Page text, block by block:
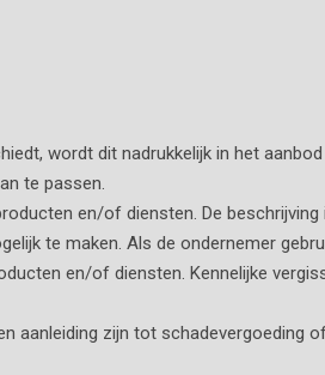
wordt dit nadrukkelijk in het aanbod
te passen.
en/of diensten. De beschrijving
te maken. Als de ondernemer
en/of diensten. Kennelijke
aanleiding zijn tot schadevergoeding